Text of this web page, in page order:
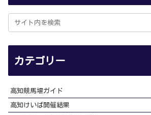
カテゴリー
高知競馬場ガイド
高知けいば開催結果